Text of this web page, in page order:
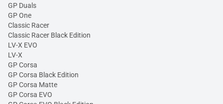
GP Duals
GP One
Classic Racer
Classic Racer Black Edition
LV-X EVO
LV-X
GP Corsa
GP Corsa Black Edition
GP Corsa Matte
GP Corsa EVO